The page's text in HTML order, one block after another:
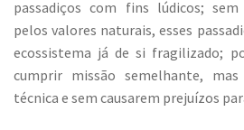
passadiços com fins lúdicos; sem
pelos valores naturais, esses
ecossistema já de si fragilizado;
cumprir missão semelhante,
técnica e sem causarem prejuízos